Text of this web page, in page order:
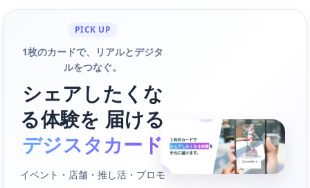
PICK UP
1枚のカードで、リアルとデジタ
ルをつなぐ。
シェアしたくな
る体験を 届ける
デジスタカード
イベント・店舗・推し活・プロモ